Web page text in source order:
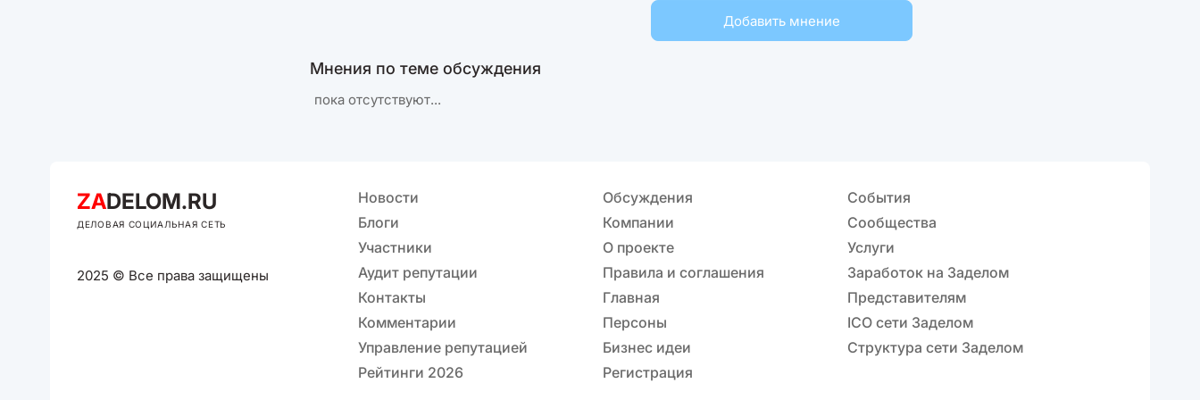
Добавить мнение
Мнения по теме обсуждения
пока отсутствуют...
ZADELOM.RU
ДЕЛОВАЯ СОЦИАЛЬНАЯ СЕТЬ
2025 © Все права защищены
Новости Обсуждения
События
Блоги
Компании
Сообщества
Участники
О проекте
Услуги
Аудит репутации
Правила и соглашения
Заработок на Заделом
Контакты
Главная
Представителям
Комментарии
Персоны
ICO сети Заделом
Управление репутацией
Бизнес идеи
Структура сети Заделом
Рейтинги 2026
Регистрация